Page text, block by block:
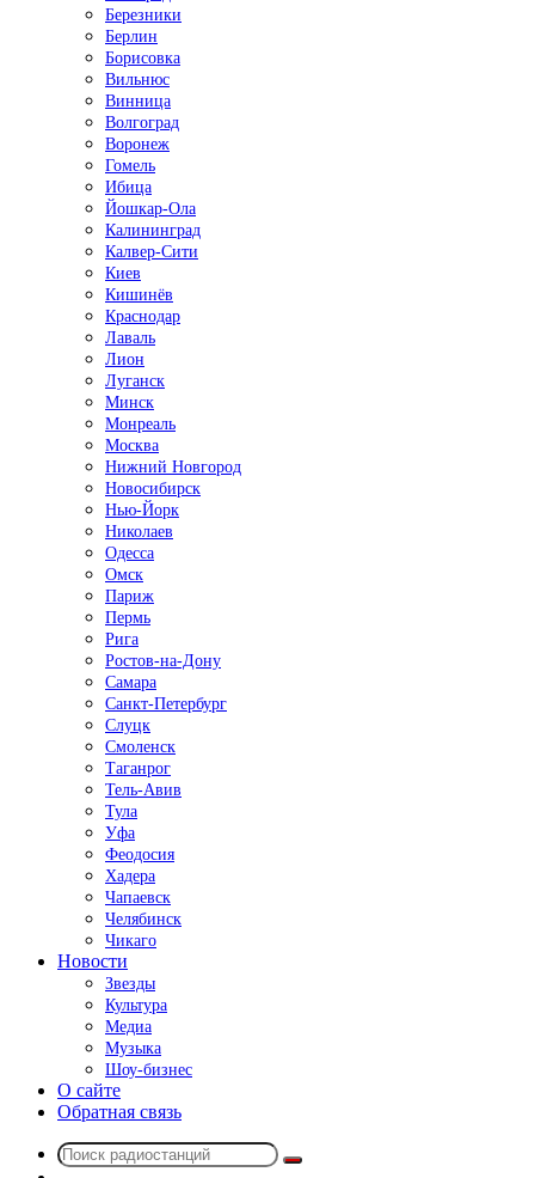
Березники
Берлин
Борисовка
Вильнюс
Винница
Волгоград
Воронеж
Гомель
Ибица
Йошкар-Ола
Калининград
Калвер-Сити
Киев
Кишинёв
Краснодар
Лаваль
Лион
Луганск
Минск
Монреаль
Москва
Нижний Новгород
Новосибирск
Нью-Йорк
Николаев
Одесса
Омск
Париж
Пермь
Рига
Ростов-на-Дону
Самара
Санкт-Петербург
Слуцк
Смоленск
Таганрог
Тель-Авив
Тула
Уфа
Феодосия
Хадера
Чапаевск
Челябинск
Чикаго
Новости
Звезды
Культура
Медиа
Музыка
Шоу-бизнес
О сайте
Обратная связь
Поиск